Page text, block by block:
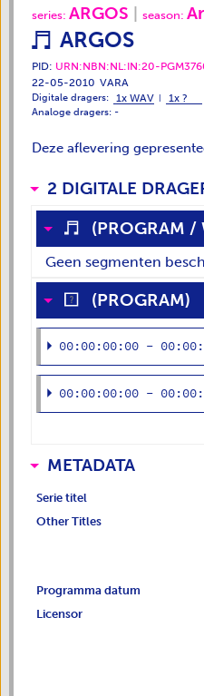
series: ARGOS season:
ARGOS
PID: URN:NBN:NL:IN:20-
22-05-2010 VARA
Digitale dragers: 1x WAV 1x ?
Analoge dragers: -
Deze aflevering
2 DIGITALE
(PROGRAM /
Geen segmenten
? (PROGRAM)
00:00:00:00 -
00:00:00:00 -
METADATA
Serie titel
Other Titles
Programma datum
Licensor